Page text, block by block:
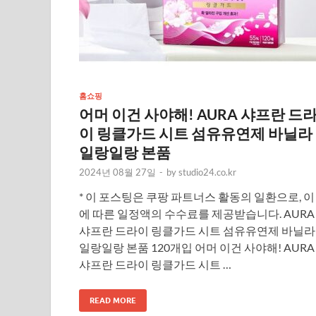
홈쇼핑
어머 이건 사야해! AURA 샤프란 드
이 링클가드 시트 섬유유연제 바닐라
일랑일랑 본품
2024년 08월 27일 - bystudio24.co.kr
* 이 포스팅은 쿠팡 파트너스 활동의 일환으로, 이
에 따른 일정액의 수수료를 제공받습니다. AURA
샤프란 드라이 링클가드 시트 섬유유연제 바닐라
일랑일랑 본품 120개입 어머 이건 사야해! AURA
샤프란 드라이 링클가드 시트 …
READ MORE